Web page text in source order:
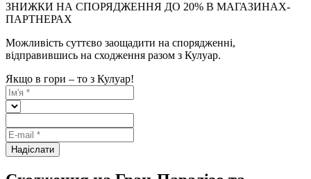
ЗНИЖКИ НА СПОРЯДЖЕННЯ ДО 20% В МАГАЗИНАХ-
ПАРТНЕРАХ
Можливість суттєво заощадити на спорядженні,
відправившись на сходження разом з Кулуар.
Якщо в гори – то з Кулуар!
Надіслати